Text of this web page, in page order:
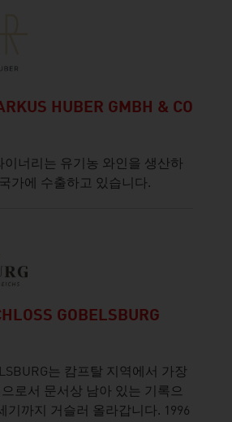
HUBER GMBH & CO
이너리는 유기농 와인을 생산하
가에 수출하고 있습니다.
GOBELSBURG
는 캄프탈 지역에서 가장
로서 문서상 남아 있는 기록으
기까지 거슬러 올라갑니다. 1996